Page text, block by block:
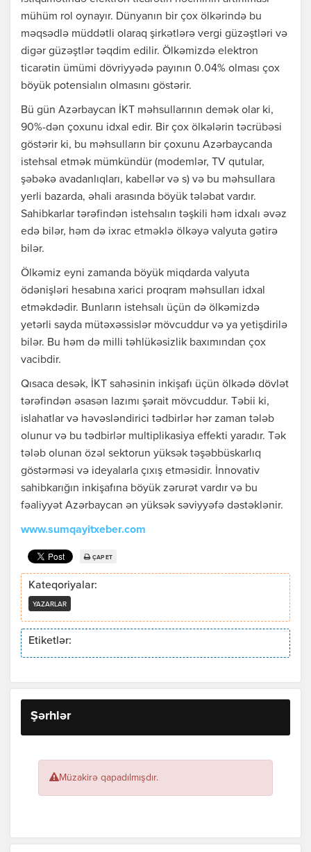
mühüm rol oynayır. Dünyanın bir çox ölkərində bu
məqsədlə müddətli olaraq şirkətlərə vergi güzəştləri və
digər güzəştlər təqdim edilir. Ölkəmizdə elektron
ticarətin ümümi dövriyyədə payının 0.04% olması çox
böyük potensialın olmasını göstərir.
Bü gün Azərbaycan İKT məhsullarının demək olar ki,
90%-dən çoxunu idxal edir. Bir çox ölkələrin təcrübəsi
göstərir ki, bu məhsulların bir çoxunu Azərbaycanda
istehsal etmək mümkündür (modemlər, TV qutular,
şəbəkə avadanlıqları, kabellər və s) və bu məhsullara
yerli bazarda, əhali arasında böyük tələbat vardır.
Sahibkarlar tərəfindən istehsalın təşkili həm idxalı əvəz
edə bilər, həm də ixrac etməklə ölkəyə valyuta gətirə
bilər.
Ölkəmiz eyni zamanda böyük miqdarda valyuta
ödənişləri hesabına xarici proqram məhsulları idxal
etməkdədir. Bunların istehsalı üçün də ölkəmizdə
yetərli sayda mütəxəssislər mövcuddur və ya yetişdirilə
bilər. Bu həm də milli təhlükəsizlik baxımından çox
vacibdir.
Qısaca desək, İKT sahəsinin inkişafı üçün ölkədə dövlət
tərəfindən əsasən lazımı şərait mövcuddur. Təbii ki,
islahatlar və həvəsləndirici tədbirlər hər zaman tələb
olunur və bu tədbirlər multiplikasiya effekti yaradır. Tək
tələb olunan özəl sektorun yüksək təşəbbüskarlıq
göstərməsi və ideyalarla çıxış etməsidir. İnnovativ
sahibkarığın inkişafına böyük zərurət vardır və bu
fəaliyyət Azərbaycan ən yüksək səviyyəfə dəstəklənir.
www.sumqayitxeber.com
ÇAP ET
Kateqoriyalar:
YAZARLAR
Etiketlər:
Şərhlər
Müzakirə qapadılmışdır.